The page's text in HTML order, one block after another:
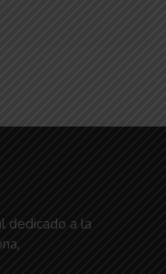
dedicado a la